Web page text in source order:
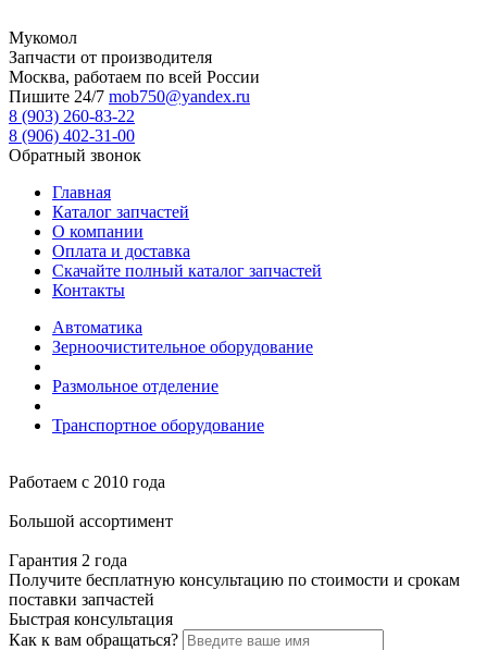
Мукомол
Запчасти от производителя
Москва, работаем по всей России
Пишите 24/7 mob750@yandex.ru
8 (903) 260-83-22
8 (906) 402-31-00
Обратный звонок
Главная
Каталог запчастей
О компании
Оплата и доставка
Скачайте полный каталог запчастей
Контакты
Автоматика
Зерноочистительное оборудование
Размольное отделение
Транспортное оборудование
Работаем с 2010 года
Большой ассортимент
Гарантия 2 года
Получите бесплатную консультацию по стоимости и срокам
поставки запчастей
Быстрая консультация
Как к вам обращаться?